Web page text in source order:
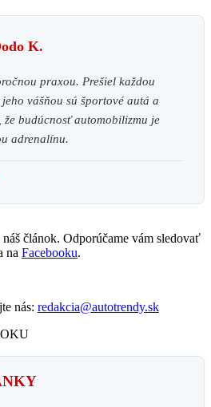
K.
praxou. Prešiel každou
vášňou sú športové autá a
budúcnosť automobilizmu je
adrenalínu.
článok. Odporúčame vám sledovať
na Facebooku.
nás: redakcia@autotrendy.sk